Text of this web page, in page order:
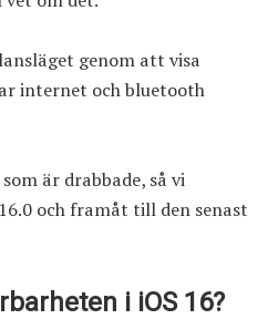
genom att visa
internet och bluetooth
är drabbade, så vi
och framåt till den senast
i iOS 16?